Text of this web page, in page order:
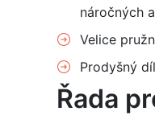
náročných
Velice
Prodyšný
Řada